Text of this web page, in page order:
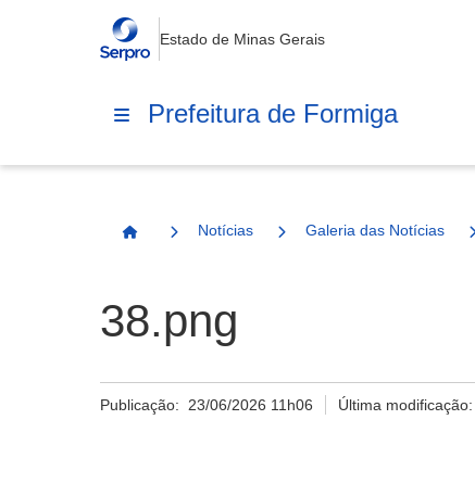
Estado de Minas Gerais
Prefeitura de Formiga
Página Inicial
Notícias Galeria das Notícias
38.png
Publicação: 23/06/2026 11h06 Última modificação: